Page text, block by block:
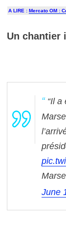
A LIRE : Mercato OM :
Un chantier
“Il a
June